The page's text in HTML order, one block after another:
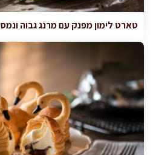
טארט לימון מפנק עם מרנג גבוה